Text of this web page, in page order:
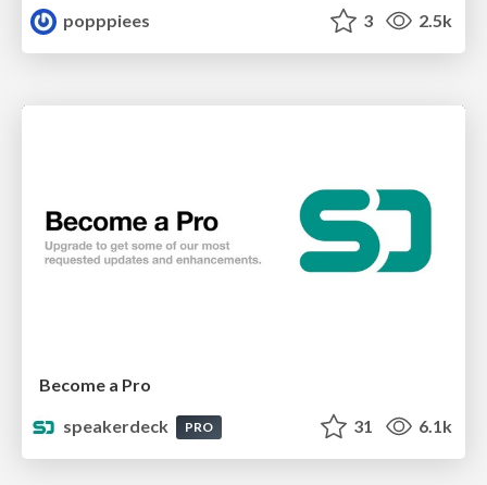
popppiees
3 2.5k
Become a Pro
speakerdeck
PRO 31 6.1k